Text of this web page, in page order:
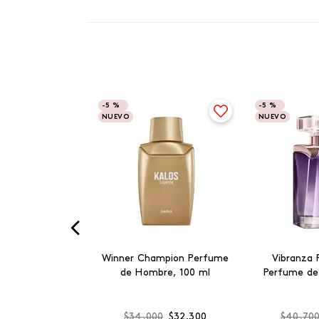
-5 %
NUEVO
Winner Champion Perfume
de Hombre, 100 ml
-5 %
NUEVO
Vibranza
Perfume